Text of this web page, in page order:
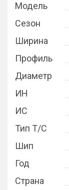
Модель
Сезон
Ширина
Профиль
Диаметр
ИН
ИС
Тип Т/С
Шип
Год
Страна